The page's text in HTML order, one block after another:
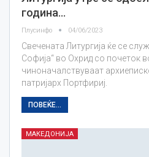
година…
Плусинфо 04/06/2023
Свечената Литургија ќе се
Софија“ во Охрид со почеток
чиноначалствуваат
патријарх Портфириј.
ПОВЕЌЕ...
МАКЕДОНИЈА